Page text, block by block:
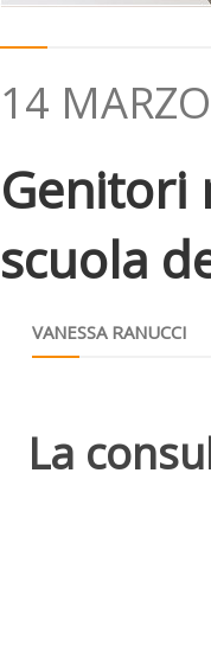
14
Genitori
scuola
VANESSA RANUCCI
La